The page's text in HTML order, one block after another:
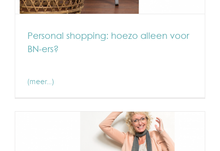
Personal shopping: hoezo alleen voor
BN-ers?
(meer…)